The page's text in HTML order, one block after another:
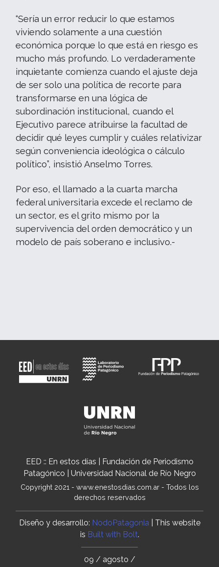
“Sería un error reducir lo que estamos
viviendo solamente a una cuestión
económica porque lo que está en riesgo es
mucho más profundo. Lo verdaderamente
inquietante comienza cuando el ajuste deja
de ser solo una política de recorte para
transformarse en una lógica de
subordinación institucional, cuando el
Ejecutivo parece atribuirse la facultad de
decidir qué leyes cumplir y cuáles relativizar
según conveniencia ideológica o cálculo
político”, insistió Anselmo Torres.
Por eso, el llamado a la cuarta marcha
federal universitaria excede el reclamo de
un sector, es el grito mismo por la
supervivencia del orden democrático y un
modelo de país soberano e inclusivo.-
EED :: En estos días | Fundación de Periodismo
Patagónico | Universidad Nacional de Río Negro
Copyright 2021 - www.enestosdias.com.ar - Todos los
derechos reservados
Diseño y desarrollo: NodoPatagonia| This website
is Built with Bolt.
09 / agosto /